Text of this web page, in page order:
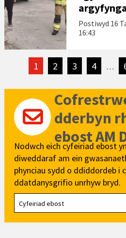
Postiwyd 16
16:43
1 2 3 4 …
dderbyn
ebost AM
Nodwch eich cyfeiriad ebost
diweddaraf am ein
phynciau sydd o ddiddordeb i
ddatdanysgrifio unrhyw bryd.